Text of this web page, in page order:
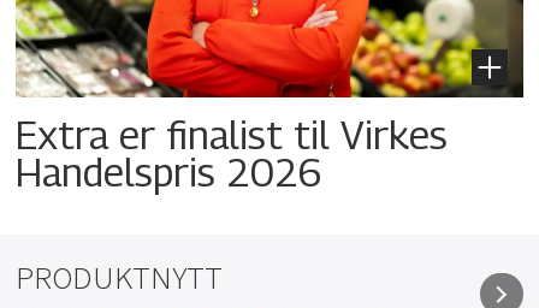
Extra er finalist til Virkes
Handelspris 2026
PRODUKTNYTT